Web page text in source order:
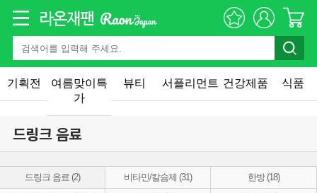
기획전
여름맞이특
가
뷰티 서플리먼트 건강제품 식품
드링크 음료
드링크 음료 (2) 비타민/칼슘제 (31) 한방 (18)